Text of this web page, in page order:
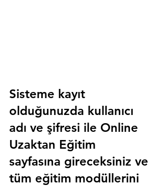
Sisteme kayıt
olduğunuzda kullanıcı
adı ve şifresi ile Online
Uzaktan Eğitim
sayfasına gireceksiniz ve
tüm eğitim modüllerini